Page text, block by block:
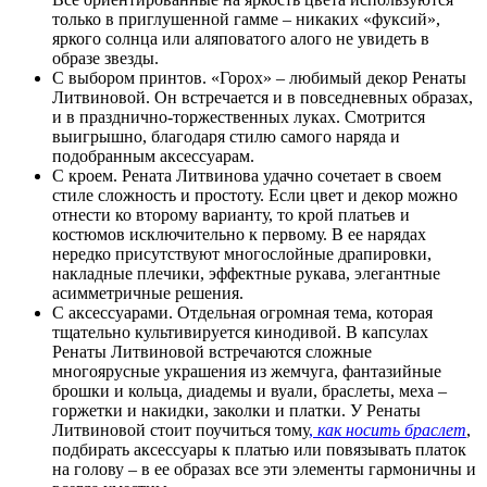
только в приглушенной гамме – никаких «фуксий»,
яркого солнца или аляповатого алого не увидеть в
образе звезды.
С выбором принтов. «Горох» – любимый декор Ренаты
Литвиновой. Он встречается и в повседневных образах,
и в празднично-торжественных луках. Смотрится
выигрышно, благодаря стилю самого наряда и
подобранным аксессуарам.
С кроем. Рената Литвинова удачно сочетает в своем
стиле сложность и простоту. Если цвет и декор можно
отнести ко второму варианту, то крой платьев и
костюмов исключительно к первому. В ее нарядах
нередко присутствуют многослойные драпировки,
накладные плечики, эффектные рукава, элегантные
асимметричные решения.
С аксессуарами. Отдельная огромная тема, которая
тщательно культивируется кинодивой. В капсулах
Ренаты Литвиновой встречаются сложные
многоярусные украшения из жемчуга, фантазийные
брошки и кольца, диадемы и вуали, браслеты, меха –
горжетки и накидки, заколки и платки. У Ренаты
Литвиновой стоит поучиться тому, как носить браслет,
подбирать аксессуары к платью или повязывать платок
на голову – в ее образах все эти элементы гармоничны и